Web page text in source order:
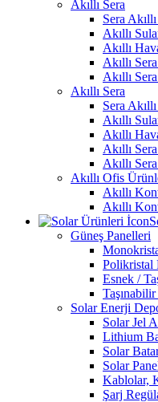
Akıllı Sera
Sera
Akıllı
Akıllı
Akıllı
Akıllı
Akıllı Sera
Sera
Akıllı
Akıllı
Akıllı
Akıllı
Akıllı Ofis
Akıllı
Akıllı
Güneş Panelleri
Polikristal
Esnek /
Solar Enerji
Solar Jel
Lithium
Solar
Solar
Kablolar,
Şarj